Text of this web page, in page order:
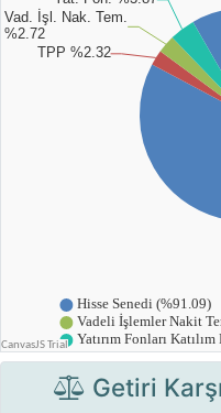
Getiri